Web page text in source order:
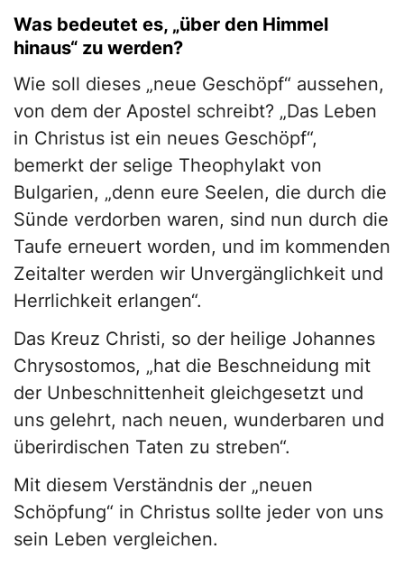
Was bedeutet es, „über den Himmel
hinaus“ zu werden?
Wie soll dieses „neue Geschöpf“ aussehen,
von dem der Apostel schreibt? „Das Leben
in Christus ist ein neues Geschöpf“,
bemerkt der selige Theophylakt von
Bulgarien, „denn eure Seelen, die durch die
Sünde verdorben waren, sind nun durch die
Taufe erneuert worden, und im kommenden
Zeitalter werden wir Unvergänglichkeit und
Herrlichkeit erlangen“.
Das Kreuz Christi, so der heilige Johannes
Chrysostomos, „hat die Beschneidung mit
der Unbeschnittenheit gleichgesetzt und
uns gelehrt, nach neuen, wunderbaren und
überirdischen Taten zu streben“.
Mit diesem Verständnis der „neuen
Schöpfung“ in Christus sollte jeder von uns
sein Leben vergleichen.